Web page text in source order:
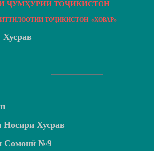
ҶУМҲУРИИ ТОҶИКИСТОН
ТОҶИКИСТОН «ХОВАР»
Носири Хусрав
Сомонӣ №9